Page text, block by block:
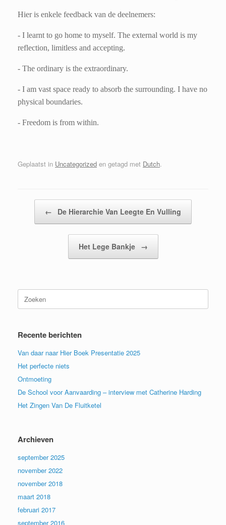
Hier is enkele feedback van de deelnemers:
- I learnt to go home to myself. The external world is my
reflection, limitless and accepting.
- The ordinary is the extraordinary.
- I am vast space ready to absorb the surrounding. I have no
physical boundaries.
- Freedom is from within.
Geplaatst in Uncategorized en getagd met Dutch.
← De Hierarchie Van Leegte En Vulling
Het Lege Bankje →
Zoeken
naar:
Recente berichten
Van daar naar Hier Boek Presentatie 2025
Het perfecte niets
Ontmoeting
De School voor Aanvaarding – interview met Catherine Harding
Het Zingen Van De Fluitketel
Archieven
september 2025
november 2022
november 2018
maart 2018
februari 2017
september 2016